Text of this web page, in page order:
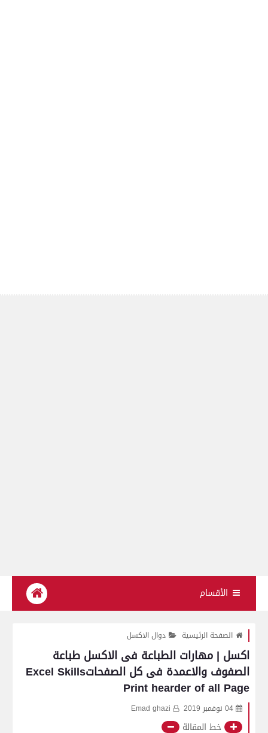
الأقسام
الصفحة الرئيسية دوال الاكسل
اكسل | مهارات الطباعة فى الاكسل طباعة
الصفوف والاعمدة فى كل الصفحاتExcel Skills
Print hearder of all Page
04 نوفمبر 2019 Emad ghazi
خط المقالة